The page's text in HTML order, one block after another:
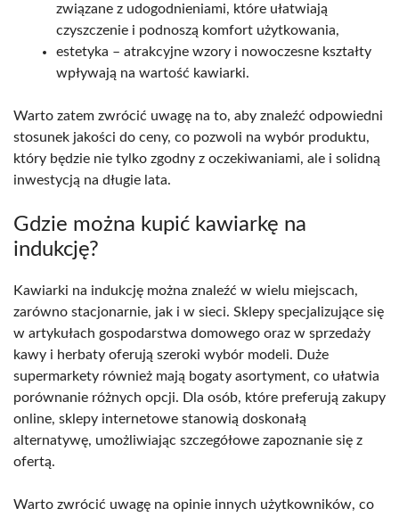
związane z udogodnieniami, które ułatwiają
czyszczenie i podnoszą komfort użytkowania,
estetyka – atrakcyjne wzory i nowoczesne kształty
wpływają na wartość kawiarki.
Warto zatem zwrócić uwagę na to, aby znaleźć odpowiedni
stosunek jakości do ceny, co pozwoli na wybór produktu,
który będzie nie tylko zgodny z oczekiwaniami, ale i solidną
inwestycją na długie lata.
Gdzie można kupić kawiarkę na
indukcję?
Kawiarki na indukcję można znaleźć w wielu miejscach,
zarówno stacjonarnie, jak i w sieci. Sklepy specjalizujące się
w artykułach gospodarstwa domowego oraz w sprzedaży
kawy i herbaty oferują szeroki wybór modeli. Duże
supermarkety również mają bogaty asortyment, co ułatwia
porównanie różnych opcji. Dla osób, które preferują zakupy
online, sklepy internetowe stanowią doskonałą
alternatywę, umożliwiając szczegółowe zapoznanie się z
ofertą.
Warto zwrócić uwagę na opinie innych użytkowników, co